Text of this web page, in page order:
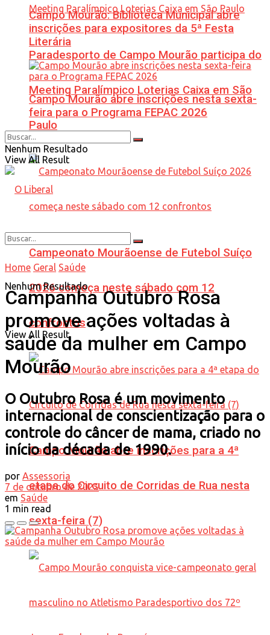
Paradesporto de Campo Mourão participa do
Meeting Paralímpico Loterias Caixa em São
Paulo
Campeonato Mourãoense de Futebol Suíço
2026 começa neste sábado com 12
confrontos
Campo Mourão abre inscrições para a 4ª
etapa do Circuito de Corridas de Rua nesta
sexta-feira (7)
Campo Mourão: Biblioteca Municipal abre
inscrições para expositores da 5ª Festa
Literária
Campo Mourão abre inscrições nesta sexta-
feira para o Programa FEPAC 2026
Nenhum Resultado
View All Result
Nenhum Resultado
View All Result
Home Geral Saúde
Campanha Outubro Rosa
promove ações voltadas à
saúde da mulher em Campo
Mourão
O Outubro Rosa é um movimento
internacional de conscientização para o
controle do câncer de mama, criado no
início da década de 1990.
por Assessoria
7 de outubro de 2025
em Saúde
1 min read